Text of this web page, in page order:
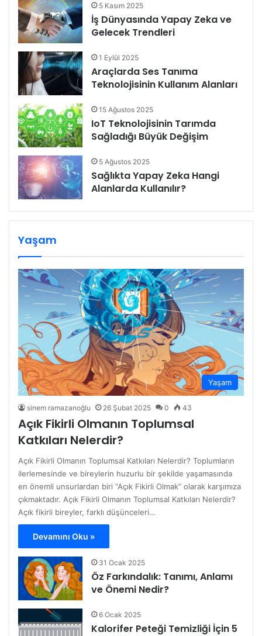
5 Kasım 2025
İş Dünyasında Yapay Zeka ve
Gelecek Trendleri
1 Eylül 2025
Araçlarda Ses Tanıma
Teknolojisinin Kullanım Alanları
15 Ağustos 2025
IoT Teknolojisinin Tarımda
Sağladığı Büyük Değişim
5 Ağustos 2025
Sağlıkta Yapay Zeka Hangi
Alanlarda Kullanılır?
Yaşam
Yaşam
sinem ramazanoğlu 26 Şubat 2025 0 43
Açık Fikirli Olmanın Toplumsal
Katkıları Nelerdir?
Açık Fikirli Olmanın Toplumsal Katkıları Nelerdir? Toplumların
ilerlemesinde ve bireylerin huzurlu bir şekilde yaşamasında
en önemli unsurlardan biri “Açık Fikirli Olmak” olarak karşımıza
çıkmaktadır. Açık Fikirli Olmanın Toplumsal Katkıları Nelerdir?
Açık fikirli bireyler, farklı düşünceleri…
Devamını Oku »
31 Ocak 2025
Öz Farkındalık: Tanımı, Anlamı
ve Önemi Nedir?
6 Ocak 2025
Kalorifer Peteği Temizliği İçin 5